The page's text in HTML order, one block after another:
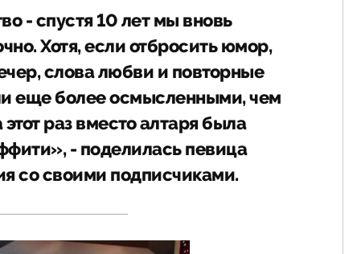
- спустя 10 лет мы вновь
Хотя, если отбросить юмор,
слова любви и повторные
еще более осмысленными, чем
этот раз вместо алтаря была
- поделилась певица
со своими подписчиками.